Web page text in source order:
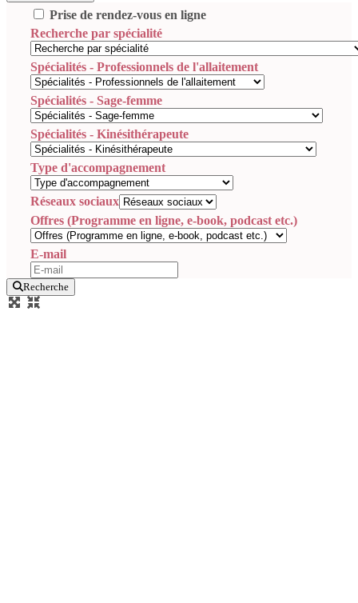
Prise de rendez-vous en ligne
Recherche par spécialité
Spécialités - Professionnels de l'allaitement
Spécialités - Sage-femme
Spécialités - Kinésithérapeute
Type d'accompagnement
Réseaux sociaux
Offres (Programme en ligne, e-book, podcast etc.)
E-mail
Recherche